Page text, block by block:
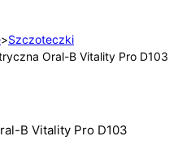
>Szczoteczki
Oral-B Vitality Pro D103
B Vitality Pro D103